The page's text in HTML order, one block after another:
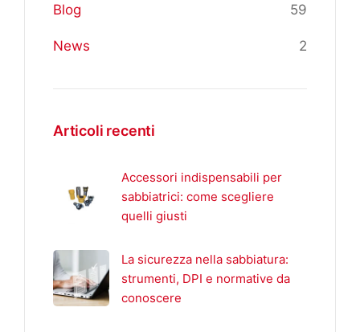
Blog 59
News 2
Articoli recenti
Accessori indispensabili per
sabbiatrici: come scegliere
quelli giusti
La sicurezza nella sabbiatura:
strumenti, DPI e normative da
conoscere